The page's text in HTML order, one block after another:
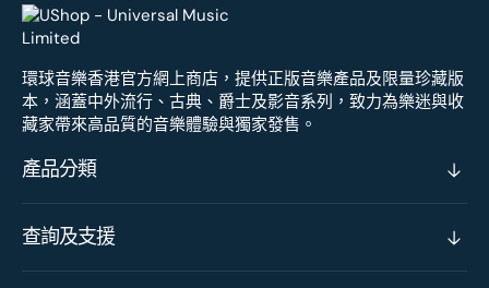
環球音樂香港官方網上商店，提供正版音樂產品及限量珍藏版
本，涵蓋中外流行、古典、爵士及影音系列，致力為樂迷與收
藏家帶來高品質的音樂體驗與獨家發售。
產品分類
查詢及支援